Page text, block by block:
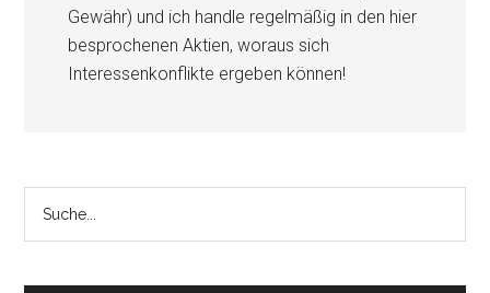
Gewähr) und ich handle regelmäßig in den hier
besprochenen Aktien, woraus sich
Interessenkonflikte ergeben können!